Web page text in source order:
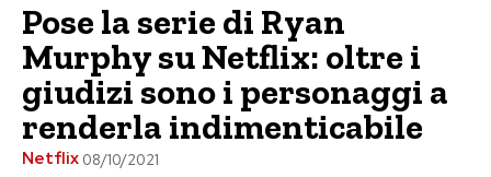
Pose la serie di Ryan
Murphy su Netflix: oltre i
giudizi sono i personaggi a
renderla indimenticabile
Netflix 08/10/2021